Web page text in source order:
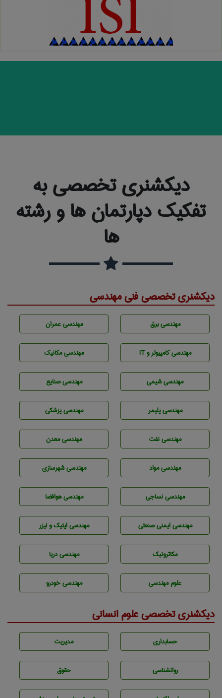
دیکشنری تخصصی به
تفکیک دپارتمان ها و رشته
ها
دیکشنری تخصصی فنی مهندسی
مهندسی برق مهندسی عمران
مهندسی كامپيوتر و IT مهندسی مکانیک
مهندسي شيمی مهندسی صنايع
مهندسی پليمر مهندسی پزشکی
مهندسی نفت مهندسی معدن
مهندسی مواد مهندسی شهرسازی
مهندسي نساجی مهندسی هوافضا
مهندسی ایمنی صنعتی مهندسی اپتیک و لیزر
مکاترونیک مهندسی دریا
علوم مهندسی مهندسی خودرو
دیکشنری تخصصی علوم انسانی
حسابداری مديريت
روانشناسی حقوق